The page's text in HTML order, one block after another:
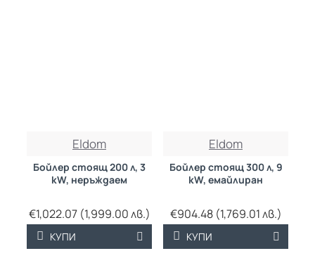
Eldom
Бойлер стоящ 200 л, 3
kW, неръждаем
€1,022.07 (1,999.00 лв.)
КУПИ
Eldom
Бойлер стоящ 300 л, 9
kW, емайлиран
€904.48 (1,769.01 лв.)
КУПИ